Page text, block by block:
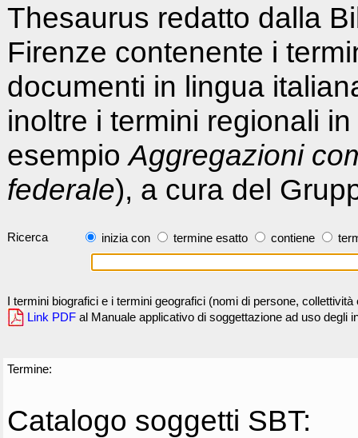
Thesaurus redatto dalla
Firenze contenente i
documenti in lingua
inoltre i termini regionali
esempioAggregazioni
federale), a cura del
Ricerca inizia con termine esatto contiene
I termini biografici e i termini geografici (nomi di persone,
Link PDF al Manuale applicativo di soggettazione ad uso degli
Termine:
Catalogo soggetti SBT: